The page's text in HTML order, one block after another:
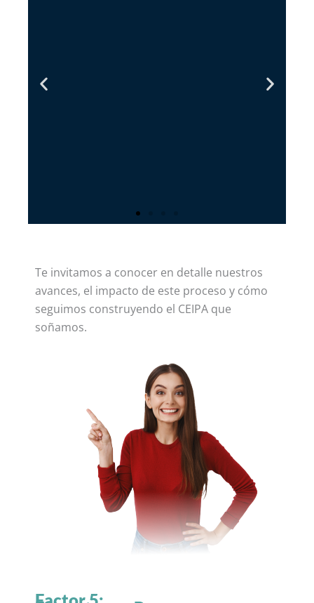
Factor 6: Aportes
Innovación, el
Desarrollo
Tecnológico y la
Creación al
Entorno.
Te invitamos a conocer en detalle nuestros
avances, el impacto de este proceso y cómo
seguimos construyendo el CEIPA que
soñamos.